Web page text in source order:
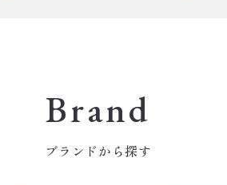
Brand
ブランドから探す